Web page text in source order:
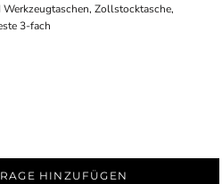
Zollstocktasche,
3-fach
HINZUFÜGEN